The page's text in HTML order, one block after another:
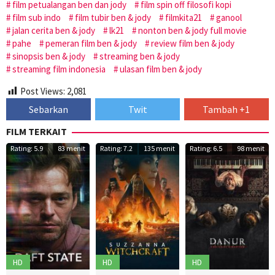
film petualangan ben dan jody
film spin off filosofi kopi
film sub indo
film tubir ben & jody filmkita21
ganool
jalan cerita ben & jody
lk21
nonton ben & jody full movie
pahe
pemeran film ben & jody
review film ben & jody
sinopsis ben & jody
streaming ben & jody
streaming film indonesia
ulasan film ben & jody
Post Views: 2,081
Sebarkan Twit
Tambah +1
FILM TERKAIT
Rating: 5.9 83 menit
HD
Rating: 7.2 135 menit
HD
Rating: 6.5 98 menit
HD